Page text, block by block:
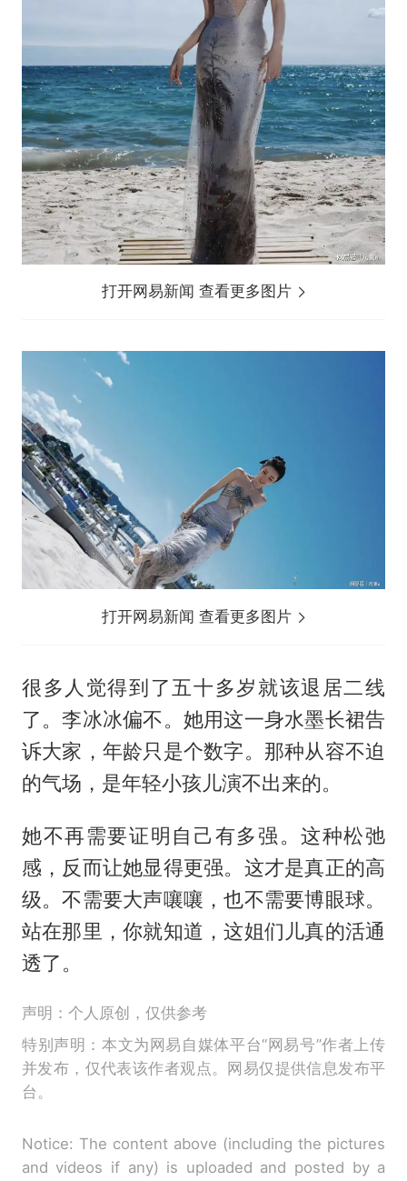
打开网易新闻 查看更多图片
打开网易新闻 查看更多图片
很多人觉得到了五十多岁就该退居二线
了。李冰冰偏不。她用这一身水墨长裙告
诉大家，年龄只是个数字。那种从容不迫
的气场，是年轻小孩儿演不出来的。
她不再需要证明自己有多强。这种松弛
感，反而让她显得更强。这才是真正的高
级。不需要大声嚷嚷，也不需要博眼球。
站在那里，你就知道，这姐们儿真的活通
透了。
声明：个人原创，仅供参考
特别声明：本文为网易自媒体平台“网易号”作者上传
并发布，仅代表该作者观点。网易仅提供信息发布平
台。
Notice: The content above (including the pictures
and videos if any) is uploaded and posted by a